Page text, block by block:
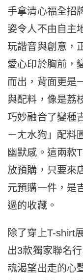
手拿清心福全招
姿令人不由自主
玩諧音與創意，
愛心印於胸前，
而出，背面更是
與配料，像是荔
巧妙融合了變種
ㄧㄤ水狗」配料
幽默感。這兩款
放預購，只要來
元預購一件，是
過的收藏。
除了穿上T-shirt
出3款獨家聯名
魂渴望出走的心